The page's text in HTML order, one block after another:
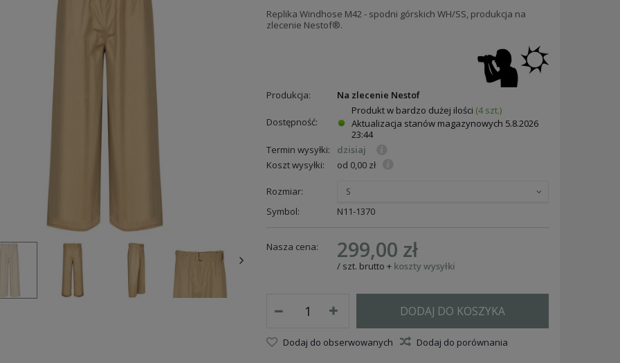
Replika Windhose M42 - spodni górskich WH/SS, produkcja na
zlecenie Nestof®.
Produkcja: Na zlecenie Nestof
Dostępność:
Produkt w bardzo dużej ilości (4 szt.)
Aktualizacja stanów magazynowych 5.8.2026
23:44
Termin wysyłki:
dzisiaj
Koszt wysyłki:
od 0,00 zł
Rozmiar: S
Symbol: N11-1370
Nasza cena: 299,00 zł
/ szt. brutto+ koszty wysyłki
DODAJ DO KOSZYKA
Dodaj do obserwowanych Dodaj do porównania